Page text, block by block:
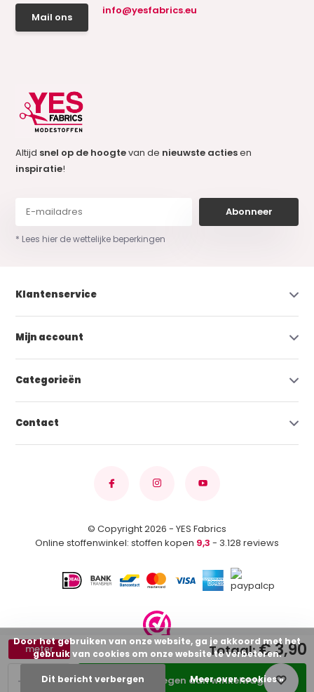
+
-
meter
Toevoegen aan winkelwagen
Totaal:€ 3,90
Mail ons
info@yesfabrics.eu
Altijd snel op de hoogtevan de nieuwste actiesen
inspiratie!
Abonneer
* Lees hier de wettelijke beperkingen
Klantenservice
Mijn account
Categorieën
Contact
© Copyright 2026 - YES Fabrics
Online stoffenwinkel: stoffen kopen 9,3 - 3.128 reviews
Door het gebruiken van onze website, ga je akkoord met het
gebruik van cookies om onze website te verbeteren.
Dit bericht verbergen Meer over cookies »